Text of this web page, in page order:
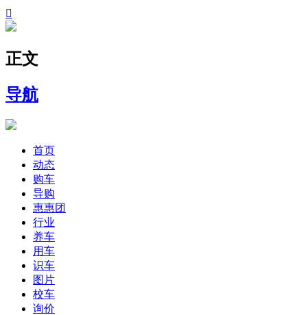

正文
导航
首页
动态
购车
导购
惠惠团
行业
养车
用车
识车
图片
校车
询价